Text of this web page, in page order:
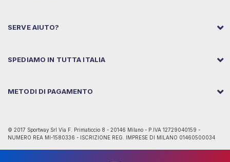
SERVE AIUTO?
SPEDIAMO IN TUTTA ITALIA
METODI DI PAGAMENTO
© 2017 Sportway Srl Via F. Primaticcio 8 - 20146 Milano - P.IVA 12729040159 -
NUMERO REA MI-1580336 - ISCRIZIONE REG. IMPRESE DI MILANO 01460500034